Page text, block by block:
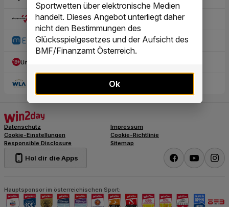
Sportwetten über elektronische Medien
handelt. Dieses Angebot unterliegt daher
nicht den Bestimmungen des
Glücksspielgesetzes und der Aufsicht des
BMF/Finanzamt Österreich.
Ok